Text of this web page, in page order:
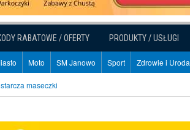
RABATOWE / OFERTY PRODUKTY / USŁUGI
Moto SM Janowo Sport Zdrowie i Uroda
maseczki